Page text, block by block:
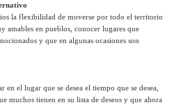
la flexibilidad de moverse por todo el territorio
amables en pueblos, conocer lugares que
y que en algunas ocasiones son
en el lugar que se desea el tiempo que se desea,
muchos tienen en su lista de deseos y que ahora